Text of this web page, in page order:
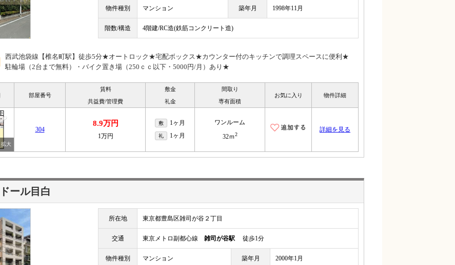
物件種別 マンション 築年月 1998年11月
階数/構造 4階建/RC造(鉄筋コンクリート造)
西武池袋線【椎名町駅】徒歩5分★オートロック★宅配ボックス★カウンター付のキッチンで調理スペースに便利★
駐輪場（2台まで無料）・バイク置き場（250ｃｃ以下・5000円/月）あり★
部屋番号
賃料
共益費/管理費
敷金
礼金
間取り
専有面積
お気に入り 物件詳細
304
8.9万円
1万円
敷 1ヶ月
礼 1ヶ月
ワンルーム
32ｍ2
詳細を見る
ール目白
所在地 東京都豊島区雑司が谷２丁目
交通 東京メトロ副都心線 雑司が谷駅 徒歩1分
物件種別 マンション 築年月 2000年1月